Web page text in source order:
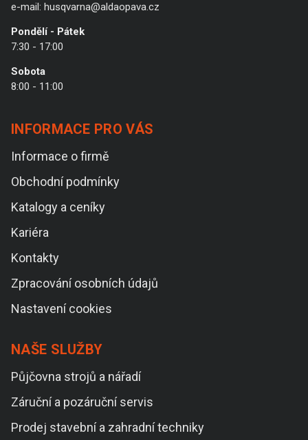
e-mail: husqvarna@aldaopava.cz
Pondělí - Pátek
7:30 - 17:00
Sobota
8:00 - 11:00
INFORMACE PRO VÁS
Informace o firmě
Obchodní podmínky
Katalogy a ceníky
Kariéra
Kontakty
Zpracování osobních údajů
Nastavení cookies
NAŠE SLUŽBY
Půjčovna strojů a nářadí
Záruční a pozáruční servis
Prodej stavební a zahradní techniky